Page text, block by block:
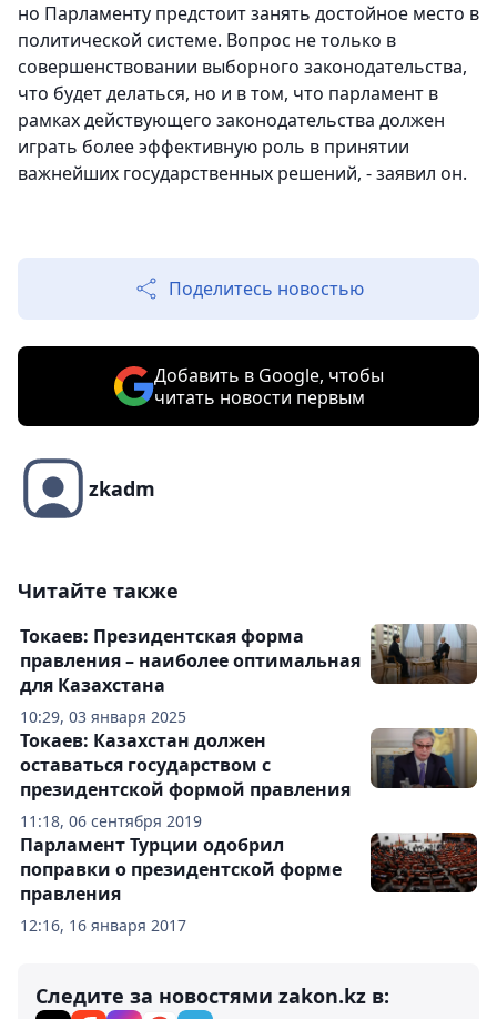
но Парламенту предстоит занять достойное место в
политической системе. Вопрос не только в
совершенствовании выборного законодательства,
что будет делаться, но и в том, что парламент в
рамках действующего законодательства должен
играть более эффективную роль в принятии
важнейших государственных решений, - заявил он.
Поделитесь новостью
Добавить в Google, чтобы
читать новости первым
zkadm
Читайте также
10:29, 03 января 2025
Токаев: Президентская форма
правления – наиболее оптимальная
для Казахстана
11:18, 06 сентября 2019
Токаев: Казахстан должен
оставаться государством с
президентской формой правления
12:16, 16 января 2017
Парламент Турции одобрил
поправки о президентской форме
правления
Следите за новостями zakon.kz в: